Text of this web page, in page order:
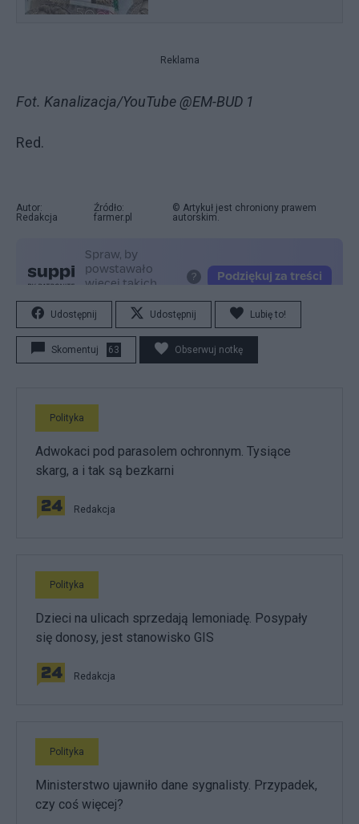
Reklama
Fot. Kanalizacja/YouTube @EM-BUD 1
Red.
Autor:
Redakcja
Źródło:
farmer.pl
© Artykuł jest chroniony prawem
autorskim.
Udostępnij Udostępnij Lubię to!
Skomentuj 63 Obserwuj notkę
Polityka
Adwokaci pod parasolem ochronnym. Tysiące
skarg, a i tak są bezkarni
Redakcja
Polityka
Dzieci na ulicach sprzedają lemoniadę. Posypały
się donosy, jest stanowisko GIS
Redakcja
Polityka
Ministerstwo ujawniło dane sygnalisty. Przypadek,
czy coś więcej?